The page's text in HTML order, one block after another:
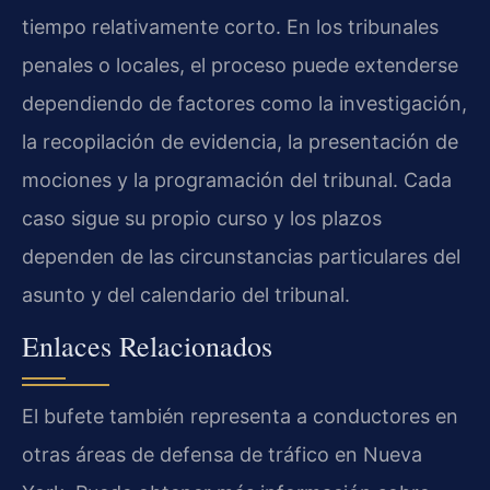
tiempo relativamente corto. En los tribunales
penales o locales, el proceso puede extenderse
dependiendo de factores como la investigación,
la recopilación de evidencia, la presentación de
mociones y la programación del tribunal. Cada
caso sigue su propio curso y los plazos
dependen de las circunstancias particulares del
asunto y del calendario del tribunal.
Enlaces Relacionados
El bufete también representa a conductores en
otras áreas de defensa de tráfico en Nueva